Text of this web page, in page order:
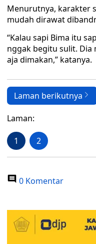
Menurutnya, karakter
mudah dirawat
“Kalau sapi Bima itu
nggak begitu sulit. Dia
aja dimakan,” katanya.
Laman berikutnya
Laman:
1 2
0 Komentar